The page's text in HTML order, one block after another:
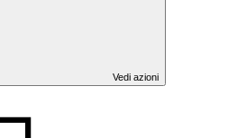
Vedi azioni